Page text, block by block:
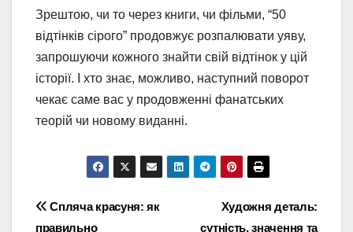
Зрештою, чи то через книги, чи фільми, “50
відтінків сірого” продовжує розпалювати уяву,
запрошуючи кожного знайти свій відтінок у цій
історії. І хто знає, можливо, наступний поворот
чекає саме вас у продовженні фанатських
теорій чи новому виданні.
Навігація
Художня деталь:
сутність, значення та
Спляча красуня: як
правильно